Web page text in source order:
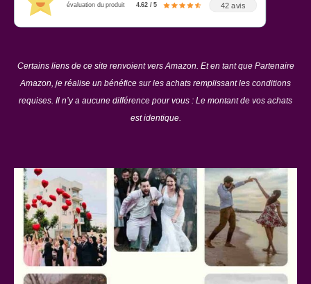
évaluation du produit 4.62 / 5 42 avis
Certains liens de ce site renvoient vers Amazon. Et en tant que Partenaire
Amazon, je réalise un bénéfice sur les achats remplissant les conditions
requises. Il n’y a aucune différence pour vous : Le montant de vos achats
est identique.